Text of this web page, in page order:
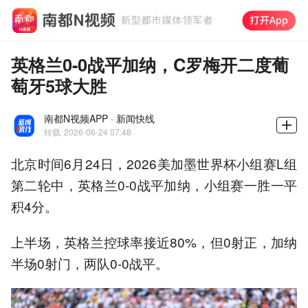
英格兰0-0战平加纳，C罗梅开二度葡
萄牙5球大胜
南都N视频APP · 新闻快线
转载 2026-06-24 07:48
北京时间6月24日，2026美加墨世界杯小组赛L组
第二轮中，英格兰0-0战平加纳，小组赛一胜一平
积4分。
上半场，英格兰控球率接近80%，但0射正，加纳
半场0射门，两队0-0战平。